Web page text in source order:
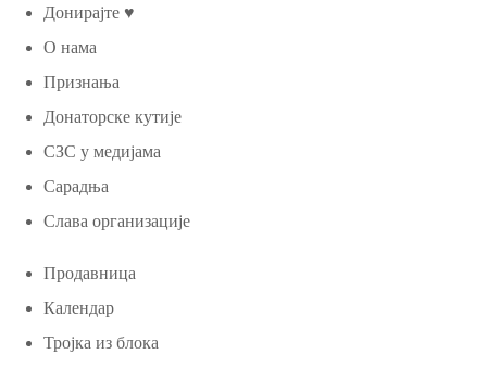
Донирајте ♥
О нама
Признања
Донаторске кутије
СЗС у медијама
Сарадња
Слава организације
Продавница
Календар
Тројка из блока